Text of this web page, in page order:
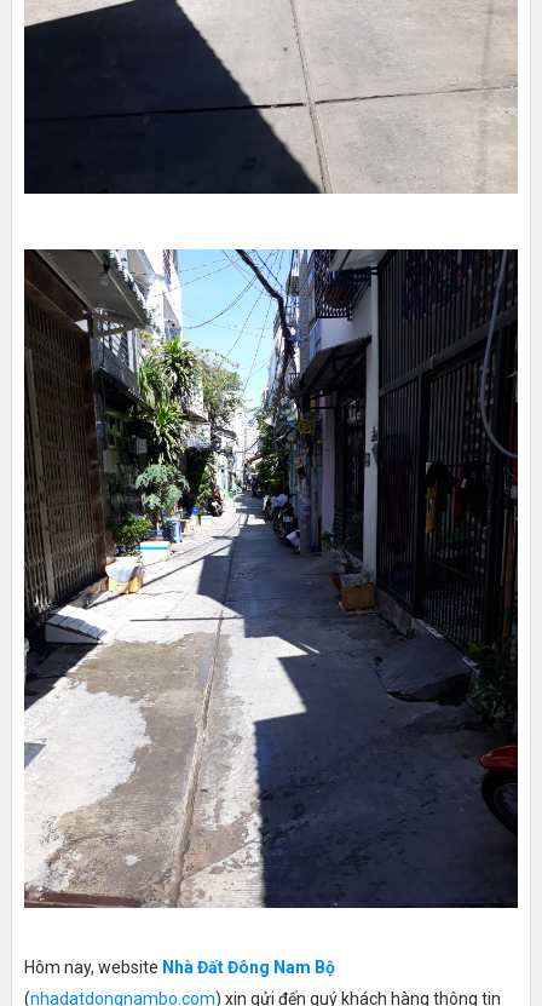
Hôm nay, website Nhà Đất Đông Nam Bộ
(nhadatdongnambo.com) xin gửi đến quý khách hàng thông tin